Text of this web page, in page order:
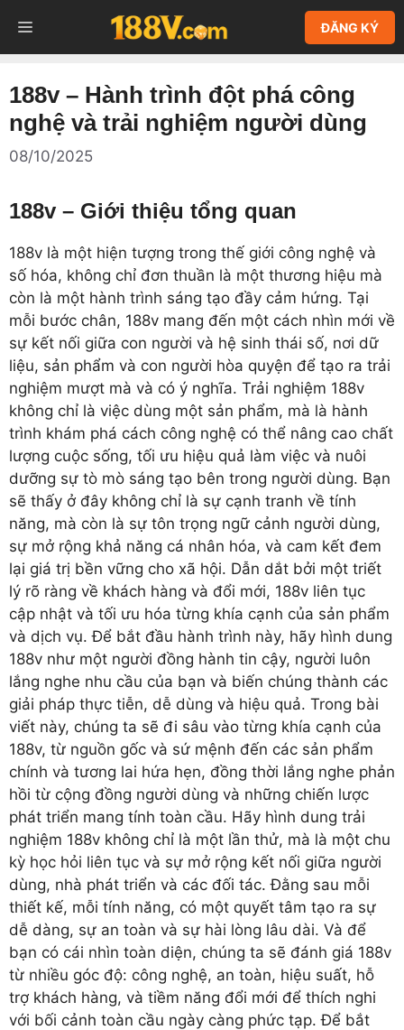
đến
nội
ĐĂNG KÝ
MENU
188v – Hành trình đột phá công
nghệ và trải nghiệm người dùng
08/10/2025
188v – Giới thiệu tổng quan
188v là một hiện tượng trong thế giới công nghệ và
số hóa, không chỉ đơn thuần là một thương hiệu mà
còn là một hành trình sáng tạo đầy cảm hứng. Tại
mỗi bước chân, 188v mang đến một cách nhìn mới về
sự kết nối giữa con người và hệ sinh thái số, nơi dữ
liệu, sản phẩm và con người hòa quyện để tạo ra trải
nghiệm mượt mà và có ý nghĩa. Trải nghiệm 188v
không chỉ là việc dùng một sản phẩm, mà là hành
trình khám phá cách công nghệ có thể nâng cao chất
lượng cuộc sống, tối ưu hiệu quả làm việc và nuôi
dưỡng sự tò mò sáng tạo bên trong người dùng. Bạn
sẽ thấy ở đây không chỉ là sự cạnh tranh về tính
năng, mà còn là sự tôn trọng ngữ cảnh người dùng,
sự mở rộng khả năng cá nhân hóa, và cam kết đem
lại giá trị bền vững cho xã hội. Dẫn dắt bởi một triết
lý rõ ràng về khách hàng và đổi mới, 188v liên tục
cập nhật và tối ưu hóa từng khía cạnh của sản phẩm
và dịch vụ. Để bắt đầu hành trình này, hãy hình dung
188v như một người đồng hành tin cậy, người luôn
lắng nghe nhu cầu của bạn và biến chúng thành các
giải pháp thực tiễn, dễ dùng và hiệu quả. Trong bài
viết này, chúng ta sẽ đi sâu vào từng khía cạnh của
188v, từ nguồn gốc và sứ mệnh đến các sản phẩm
chính và tương lai hứa hẹn, đồng thời lắng nghe phản
hồi từ cộng đồng người dùng và những chiến lược
phát triển mang tính toàn cầu. Hãy hình dung trải
nghiệm 188v không chỉ là một lần thử, mà là một chu
kỳ học hỏi liên tục và sự mở rộng kết nối giữa người
dùng, nhà phát triển và các đối tác. Đằng sau mỗi
thiết kế, mỗi tính năng, có một quyết tâm tạo ra sự
dễ dàng, sự an toàn và sự hài lòng lâu dài. Và để
bạn có cái nhìn toàn diện, chúng ta sẽ đánh giá 188v
từ nhiều góc độ: công nghệ, an toàn, hiệu suất, hỗ
trợ khách hàng, và tiềm năng đổi mới để thích nghi
với bối cảnh toàn cầu ngày càng phức tạp. Để bắt